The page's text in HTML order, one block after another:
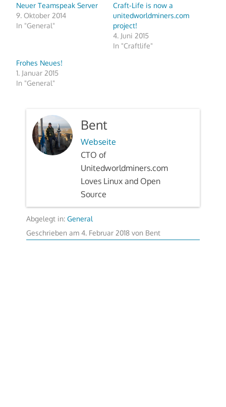
Neuer Teamspeak Server
9. Oktober 2014
In "General"
Craft-Life is now a
unitedworldminers.com
project!
4. Juni 2015
In "Craftlife"
Frohes Neues!
1. Januar 2015
In "General"
Bent
Webseite
CTO of
Unitedworldminers.com
Loves Linux and Open
Source
Abgelegt in: General
Geschrieben am 4. Februar 20184.
von Bent